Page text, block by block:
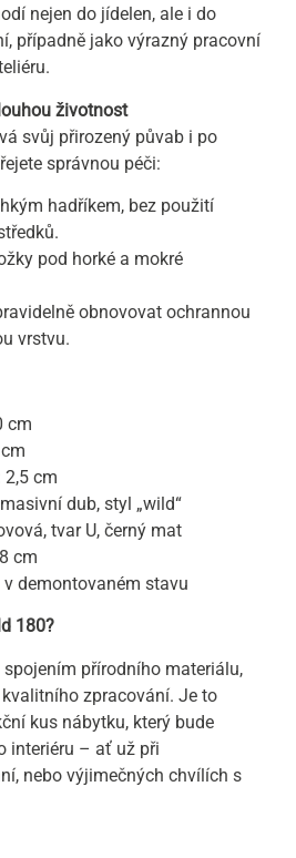
nejen do jídelen, ale i do
případně jako výrazný pracovní
životnost
svůj přirozený půvab i po
správnou péči:
hadříkem, bez použití
pod horké a mokré
obnovovat ochrannou
vrstvu.
cm
cm
dub, styl „wild“
tvar U, černý mat
cm
demontovaném stavu
180?
přírodního materiálu,
zpracování. Je to
kus nábytku, který bude
interiéru – ať už při
nebo výjimečných chvílích s